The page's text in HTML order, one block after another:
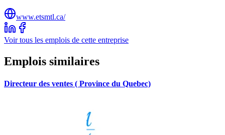
www.etsmtl.ca/
Voir tous les emplois de cette entreprise
Emplois similaires
Directeur des ventes ( Province du Quebec)